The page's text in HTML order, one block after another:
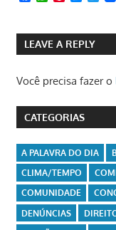
LEAVE A REPLY
Você precisa fazer o
CATEGORIAS
A PALAVRA DO DIA
CLIMA/TEMPO
COMUNIDADE
DENÚNCIAS